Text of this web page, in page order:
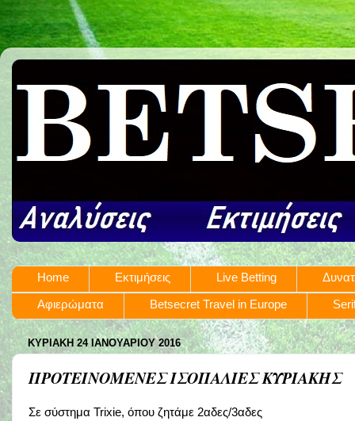
Home Εκτιμήσεις Live Betting
Αφιερώματα
Betsecret Travel in Europe
ΚΥΡΙΑΚΉ 24 ΙΑΝΟΥΑΡΊΟΥ 2016
ΠΡΟΤΕΙΝΟΜΕΝΕΣ ΙΣΟΠΑΛΙΕΣ ΚΥΡΙΑΚΗΣ
Σε σύστημα Trixie, όπου ζητάμε 2αδες/3αδες